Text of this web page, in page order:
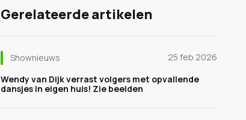
Gerelateerde artikelen
Shownieuws
25 feb 2026
Wendy van Dijk verrast volgers met opvallende
dansjes in eigen huis! Zie beelden